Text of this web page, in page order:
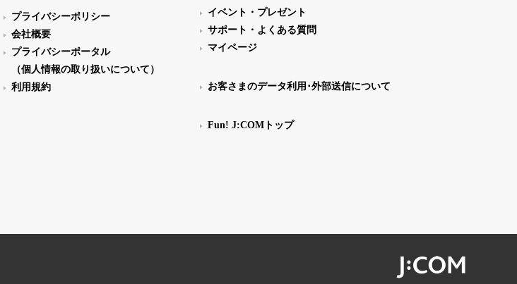
プライバシーポリシー
会社概要
プライバシーポータル
（個人情報の取り扱いについて）
利用規約
イベント・プレゼント
サポート・よくある質問
マイページ
お客さまのデータ利用･外部送信について
Fun! J:COMトップ